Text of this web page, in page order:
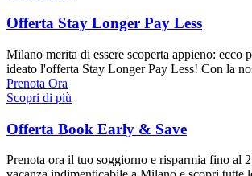
Offerta Stay Longer Pay Less
Milano merita di essere scoperta appieno: ecco
ideato l'offerta Stay Longer Pay Less! Con la
Prenota Ora
Scopri di più
Offerta Book Early & Save
Prenota ora il tuo soggiorno e risparmia fino al